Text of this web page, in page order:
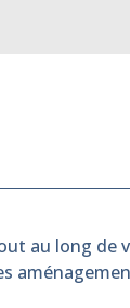
au long de